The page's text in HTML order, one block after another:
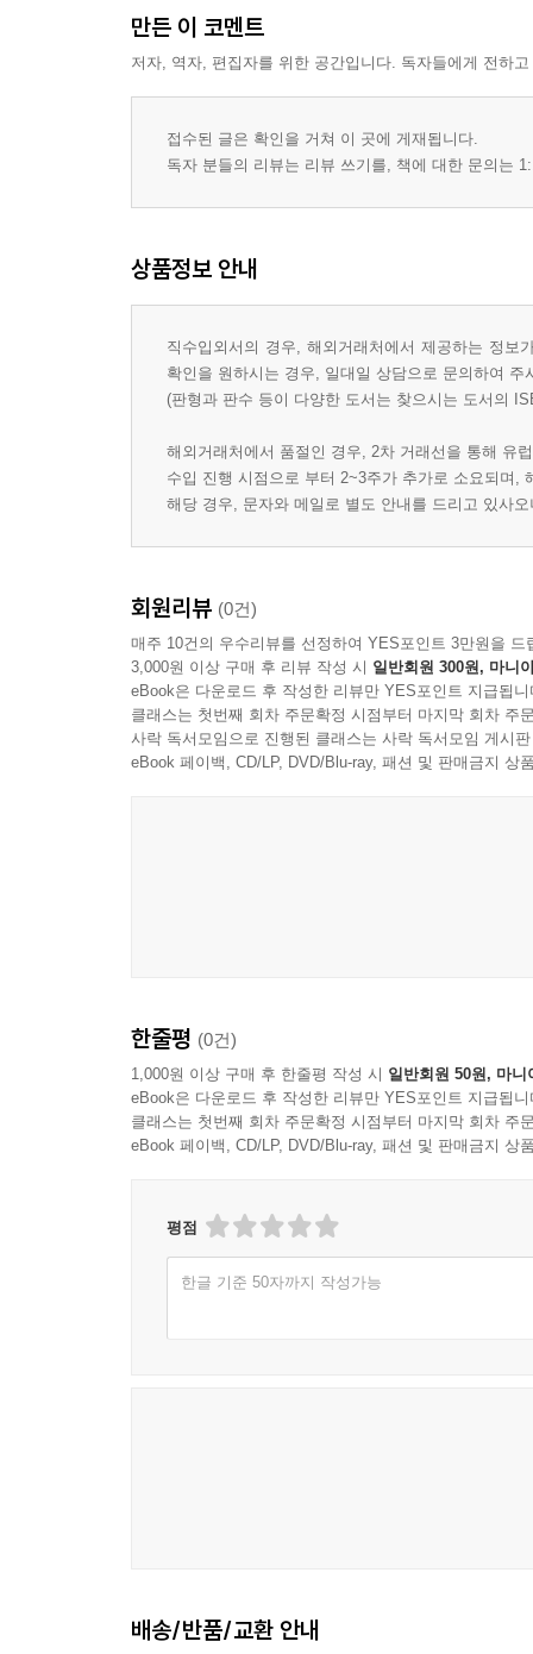
만든 이 코멘트
저자, 역자, 편집자를 위한 공간입니다. 독자들에게 전하
접수된 글은 확인을 거쳐 이 곳에 게재됩니다.
독자 분들의 리뷰는 리뷰 쓰기를, 책에 대한 문의는
상품정보 안내
직수입외서의 경우, 해외거래처에서 제공하는 정
확인을 원하시는 경우, 일대일 상담으로 문의하여 주
(판형과 판수 등이 다양한 도서는 찾으시는 도서의
해외거래처에서 품절인 경우, 2차 거래선을 통해 유
수입 진행 시점으로 부터 2~3주가 추가로 소요되며,
해당 경우, 문자와 메일로 별도 안내를 드리고 있사
회원리뷰 (0건)
매주 10건의 우수리뷰를 선정하여 YES포인트 3만원을 드
3,000원 이상 구매 후 리뷰 작성 시 일반회원 300원, 마니
eBook은 다운로드 후 작성한 리뷰만 YES포인트 지급됩니
클래스는 첫번째 회차 주문확정 시점부터 마지막 회차 주
사락 독서모임으로 진행된 클래스는 사락 독서모임 게시
eBook 페이백, CD/LP, DVD/Blu-ray, 패션 및 판매금지 상
한줄평 (0건)
1,000원 이상 구매 후 한줄평 작성 시 일반회원 50원, 마니
eBook은 다운로드 후 작성한 리뷰만 YES포인트 지급됩니
클래스는 첫번째 회차 주문확정 시점부터 마지막 회차 주
eBook 페이백, CD/LP, DVD/Blu-ray, 패션 및 판매금지 상
평점
한글 기준 50자까지 작성가능
배송/반품/교환 안내